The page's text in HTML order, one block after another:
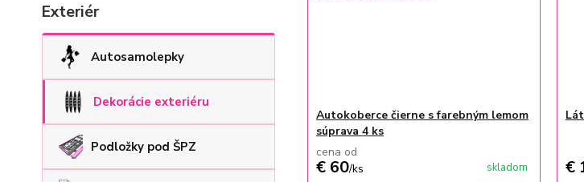
Exteriér
Autosamolepky
Dekorácie exteriéru
Podložky pod ŠPZ
Autokoberce čierne s farebným lemom
súprava 4 ks
cena od
€ 60/ks skladom €